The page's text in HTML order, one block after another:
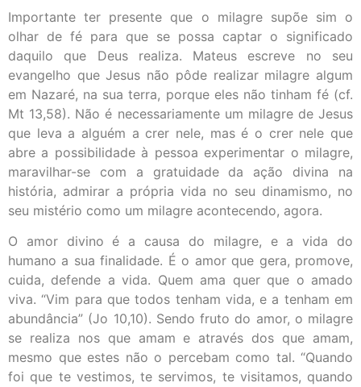
Importante ter presente que o milagre supõe sim o
olhar de fé para que se possa captar o significado
daquilo que Deus realiza. Mateus escreve no seu
evangelho que Jesus não pôde realizar milagre algum
em Nazaré, na sua terra, porque eles não tinham fé (cf.
Mt 13,58). Não é necessariamente um milagre de Jesus
que leva a alguém a crer nele, mas é o crer nele que
abre a possibilidade à pessoa experimentar o milagre,
maravilhar-se com a gratuidade da ação divina na
história, admirar a própria vida no seu dinamismo, no
seu mistério como um milagre acontecendo, agora.
O amor divino é a causa do milagre, e a vida do
humano a sua finalidade. É o amor que gera, promove,
cuida, defende a vida. Quem ama quer que o amado
viva. “Vim para que todos tenham vida, e a tenham em
abundância” (Jo 10,10). Sendo fruto do amor, o milagre
se realiza nos que amam e através dos que amam,
mesmo que estes não o percebam como tal. “Quando
foi que te vestimos, te servimos, te visitamos, quando